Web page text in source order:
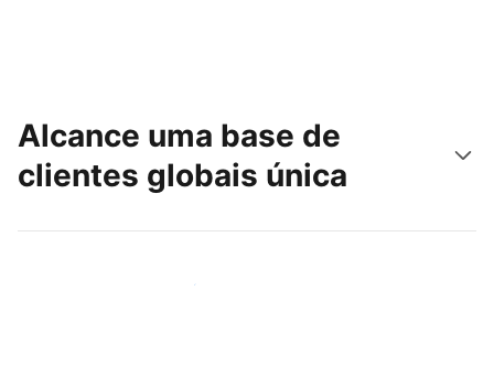
Alcance uma base de
clientes globais única
Chegue hoje mesmo a novas pessoas